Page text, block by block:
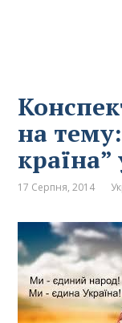
на
країна”
17 Серпня, 2014